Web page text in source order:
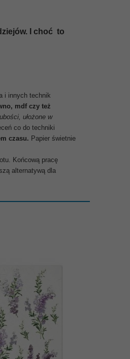
I choć to
i innych technik
mdf czy też
ułożone w
co do techniki
czasu. Papier świetnie
Końcową pracę
alternatywą dla